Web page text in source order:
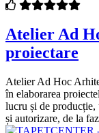
Atelier Ad
proiectare
Atelier Ad Hoc
în elaborarea
lucru și de producție,
și autorizare, de la